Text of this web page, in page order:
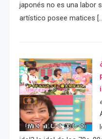
japonés no es una labor
artístico posee matices